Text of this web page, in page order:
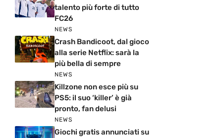
talento più forte di tutto
FC26
NEWS
Crash Bandicoot, dal gioco
alla serie Netflix: sarà la
più bella di sempre
NEWS
Killzone non esce più su
PS5: il suo ‘killer’ è già
pronto, fan delusi
NEWS
Giochi gratis annunciati su